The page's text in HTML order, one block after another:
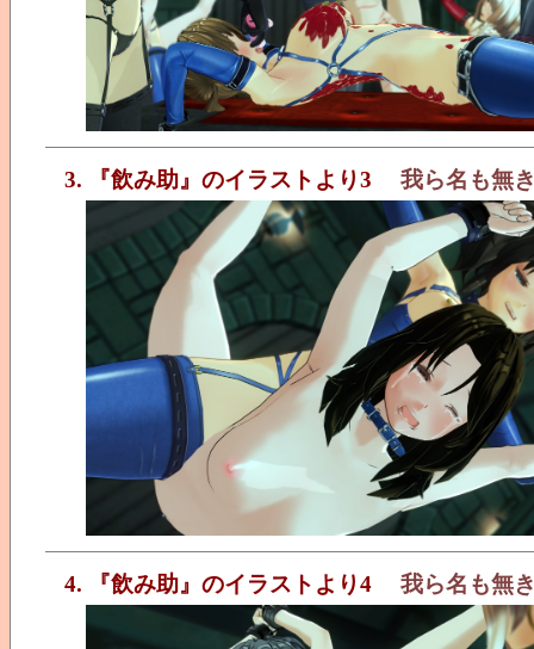
3. 『飲み助』のイラストより3 我ら名も無
4. 『飲み助』のイラストより4 我ら名も無